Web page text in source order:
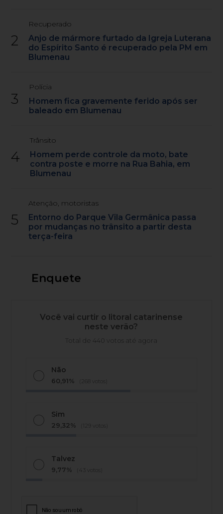
2
Recuperado
Anjo de mármore furtado da Igreja Luterana
do Espírito Santo é recuperado pela PM em
Blumenau
3
Polícia
Homem fica gravemente ferido após ser
baleado em Blumenau
4
Trânsito
Homem perde controle da moto, bate
contra poste e morre na Rua Bahia, em
Blumenau
5
Atenção, motoristas
Entorno do Parque Vila Germânica passa
por mudanças no trânsito a partir desta
terça-feira
Enquete
Você vai curtir o litoral catarinense
neste verão?
Total de 440 votos até agora
Não
60,91% (268 votos)
Sim
29,32% (129 votos)
Talvez
9,77% (43 votos)